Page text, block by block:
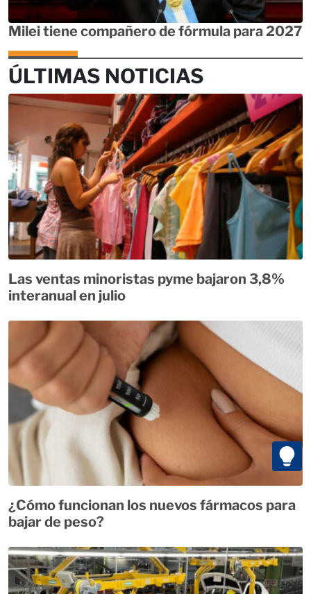
Milei tiene compañero de fórmula para 2027
ÚLTIMAS NOTICIAS
Las ventas minoristas pyme bajaron 3,8%
interanual en julio
¿Cómo funcionan los nuevos fármacos para
bajar de peso?